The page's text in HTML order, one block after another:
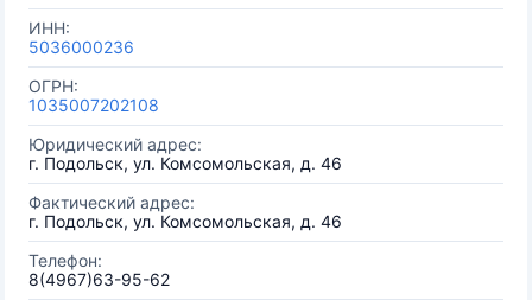
ИНН:
5036000236
ОГРН:
1035007202108
Юридический адрес:
г. Подольск, ул. Комсомольская, д. 46
Фактический адрес:
г. Подольск, ул. Комсомольская, д. 46
Телефон:
8(4967)63-95-62